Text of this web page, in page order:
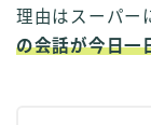
理由はスーパー
の会話が今日一